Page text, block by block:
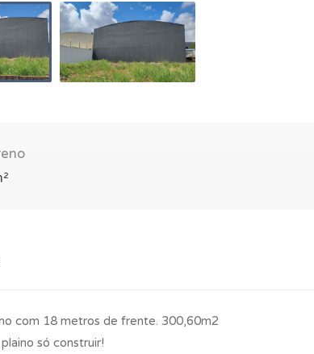
com 18 metros de frente. 300,60m2
só construir!